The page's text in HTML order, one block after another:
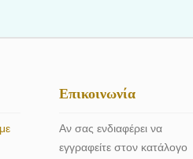
Επικοινωνία
Αν σας ενδιαφέρει να
εγγραφείτε στον κατάλογο